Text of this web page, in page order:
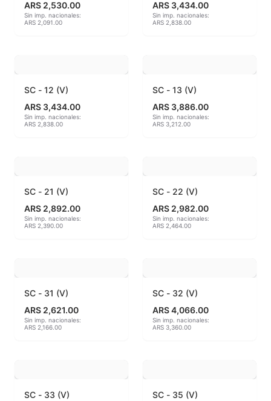
Hereaus (750ºC - 850ºC)
Kingtsugi
Ladrillos aislantes para horno
Maquinarias
MAYCO BRUSHES
MAYCO CLASSIC CRACKLES
MAYCO DESIGNER LINER
ARS 2,530.00
Sin imp. nacionales:
ARS 2,091.00
ARS 3,434.00
Sin imp. nacionales:
ARS 2,838.00
SC - 12 (V)
ARS 3,434.00
Sin imp. nacionales:
ARS 2,838.00
SC - 13 (V)
ARS 3,886.00
Sin imp. nacionales:
ARS 3,212.00
SC - 21 (V)
ARS 2,892.00
Sin imp. nacionales:
ARS 2,390.00
SC - 22 (V)
ARS 2,982.00
Sin imp. nacionales:
ARS 2,464.00
SC - 31 (V)
ARS 2,621.00
Sin imp. nacionales:
ARS 2,166.00
SC - 32 (V)
ARS 4,066.00
Sin imp. nacionales:
ARS 3,360.00
SC - 33 (V)
SC - 35 (V)